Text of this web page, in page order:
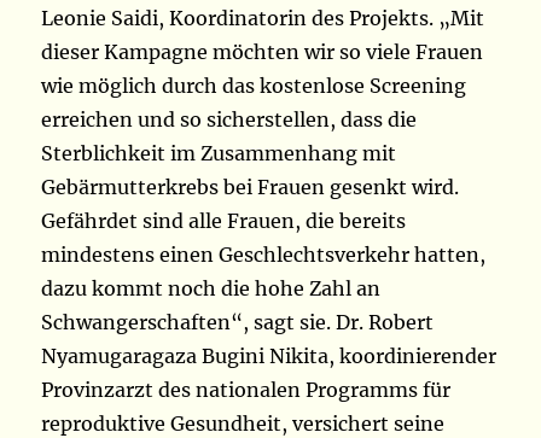
Leonie Saidi, Koordinatorin des Projekts. „Mit
dieser Kampagne möchten wir so viele Frauen
wie möglich durch das kostenlose Screening
erreichen und so sicherstellen, dass die
Sterblichkeit im Zusammenhang mit
Gebärmutterkrebs bei Frauen gesenkt wird.
Gefährdet sind alle Frauen, die bereits
mindestens einen Geschlechtsverkehr hatten,
dazu kommt noch die hohe Zahl an
Schwangerschaften“, sagt sie. Dr. Robert
Nyamugaragaza Bugini Nikita, koordinierender
Provinzarzt des nationalen Programms für
reproduktive Gesundheit, versichert seine